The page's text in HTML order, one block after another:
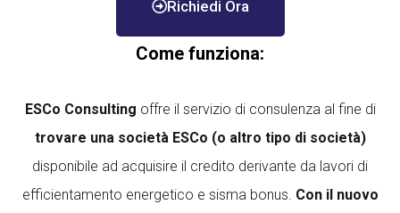
Richiedi Ora
Come funziona:
ESCo Consulting offre il servizio di consulenza al fine di
trovare una società ESCo (o altro tipo di società)
disponibile ad acquisire il credito derivante da lavori di
efficientamento energetico e sisma bonus. Con il nuovo